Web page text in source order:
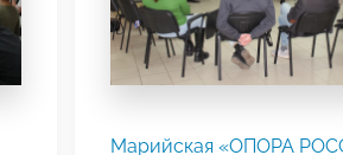
Марийская «ОПОРА